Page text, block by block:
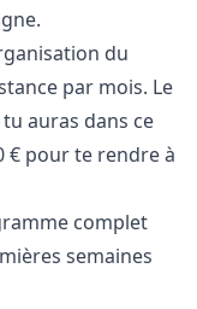
du
par mois. Le
auras dans ce
€ pour te rendre à
complet
semaines